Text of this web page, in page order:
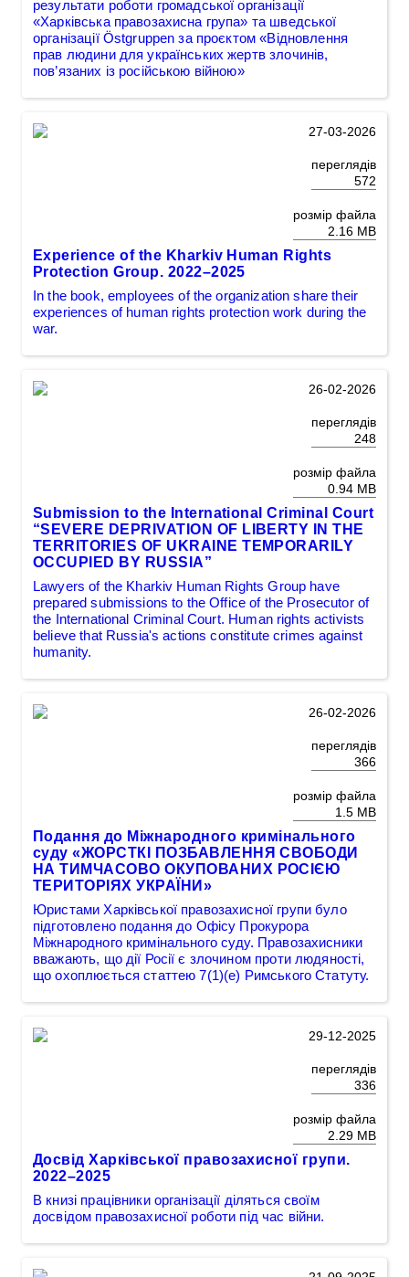
результати роботи громадської організації
«Харківська правозахисна група» та шведської
організації Östgruppen за проєктом «Відновлення
прав людини для українських жертв злочинів,
пов’язаних із російською війною»
27-03-2026
переглядів
572
розмір файла
2.16 MB
Experience of the Kharkiv Human Rights
Protection Group. 2022–2025
In the book, employees of the organization share their
experiences of human rights protection work during the
war.
26-02-2026
переглядів
248
розмір файла
0.94 MB
Submission to the International Criminal Court
“SEVERE DEPRIVATION OF LIBERTY IN THE
TERRITORIES OF UKRAINE TEMPORARILY
OCCUPIED BY RUSSIA”
Lawyers of the Kharkiv Human Rights Group have
prepared submissions to the Office of the Prosecutor of
the International Criminal Court. Human rights activists
believe that Russia's actions constitute crimes against
humanity.
26-02-2026
переглядів
366
розмір файла
1.5 MB
Подання до Міжнародного кримінального
суду «ЖОРСТКІ ПОЗБАВЛЕННЯ СВОБОДИ
НА ТИМЧАСОВО ОКУПОВАНИХ РОСІЄЮ
ТЕРИТОРІЯХ УКРАЇНИ»
Юристами Харківської правозахисної групи було
підготовлено подання до Офісу Прокурора
Міжнародного кримінального суду. Правозахисники
вважають, що дії Росії є злочином проти людяності,
що охоплюється статтею 7(1)(е) Римського Статуту.
29-12-2025
переглядів
336
розмір файла
2.29 MB
Досвід Харківської правозахисної групи.
2022–2025
В книзі працівники організації діляться своїм
досвідом правозахисної роботи під час війни.